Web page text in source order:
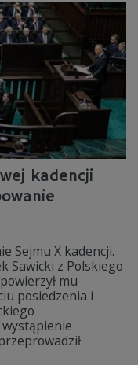
kadencji
Sejmu X kadencji.
Sawicki z Polskiego
mu
posiedzenia i
wystąpienie